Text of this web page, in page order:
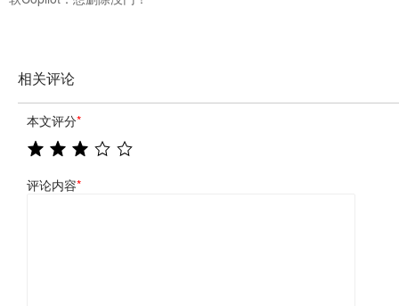
相关评论
本文评分*
评论内容*